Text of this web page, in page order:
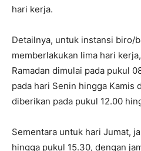
hari kerja.
Detailnya, untuk instansi biro/
memberlakukan lima hari
Ramadan dimulai pada pukul
pada hari Senin hingga Kamis
diberikan pada pukul 12.00
Sementara untuk hari Jumat,
hingga pukul 15.30, dengan